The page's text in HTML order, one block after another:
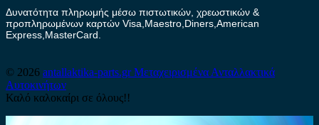
Δυνατότητα πληρωμής μέσω πιστωτικών, χρεωστικών &
προπληρωμένων καρτών Visa,Maestro,Diners,American
Express,MasterCard.
© 2026 antallaktika-parts.grΜεταχειρισμένα Ανταλλακτικά
Αυτοκινήτων
Καλό καλοκαίρι σε όλους!!